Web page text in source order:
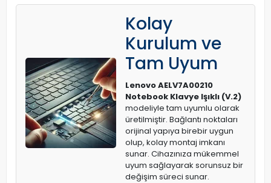
Kolay
Kurulum ve
Tam Uyum
Lenovo AELV7A00210
Notebook Klavye Işıklı (V.2)
modeliyle tam uyumlu olarak
üretilmiştir. Bağlantı noktaları
orijinal yapıya birebir uygun
olup, kolay montaj imkanı
sunar. Cihazınıza mükemmel
uyum sağlayarak sorunsuz bir
değişim süreci sunar.